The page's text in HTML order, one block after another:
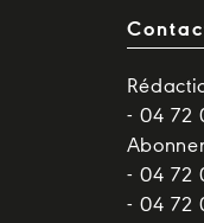
- 04 72
- 04 72
- 04 72